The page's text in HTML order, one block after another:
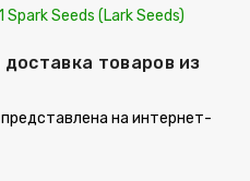
Spark Seeds (Lark Seeds)
товаров из
на интернет-